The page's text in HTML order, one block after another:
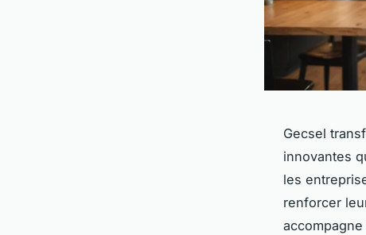
Gecsel
innovantes
les
renforcer